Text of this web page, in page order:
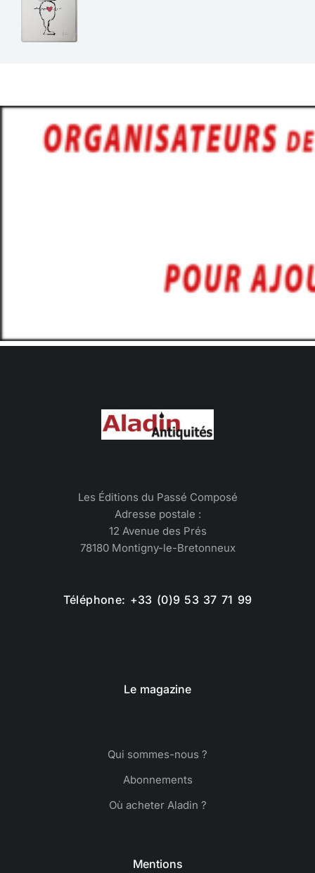
Les Éditions du Passé Composé
Adresse postale :
12 Avenue des Prés
78180 Montigny-le-Bretonneux
Téléphone: +33 (0)9 53 37 71 99
Le magazine
Qui sommes-nous ?
Abonnements
Où acheter Aladin ?
Mentions